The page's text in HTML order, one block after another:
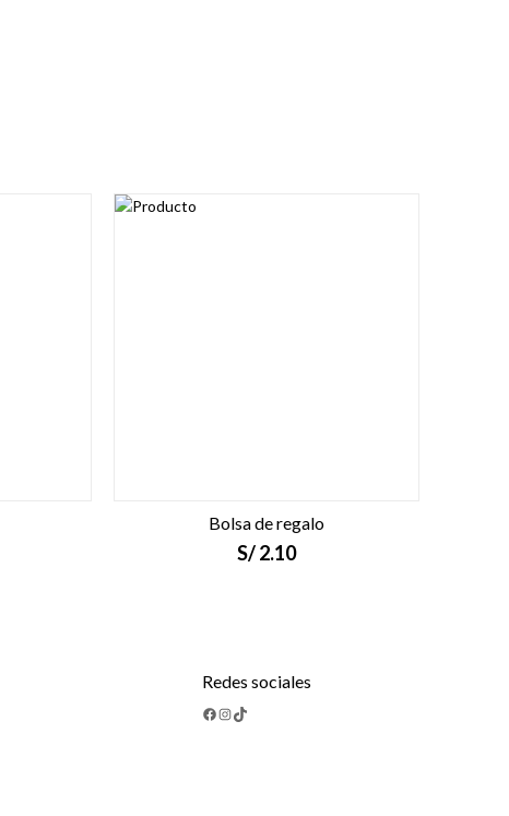
Bolsa de regalo
S/2.10
Redes sociales
Facebook Instagram TikTok